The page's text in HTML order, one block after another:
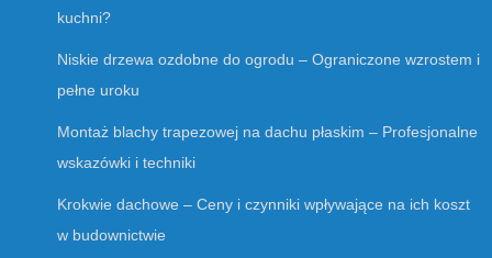
kuchni?
Niskie drzewa ozdobne do ogrodu – Ograniczone wzrostem i
pełne uroku
Montaż blachy trapezowej na dachu płaskim – Profesjonalne
wskazówki i techniki
Krokwie dachowe – Ceny i czynniki wpływające na ich koszt
w budownictwie